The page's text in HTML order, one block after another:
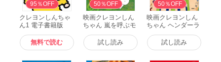
無料
95％OFF
クレヨンしんちゃ
ん1 電子書籍版
無料で読む
50％OFF
映画クレヨンしん
ちゃん 嵐を呼ぶモ
ーレツ! オトナ帝
国の逆襲 電子書籍
版
試し読み
50％OFF
映画クレヨンしん
ちゃん ヘンダーラ
ンドの大冒険 電子
書籍版試し読み